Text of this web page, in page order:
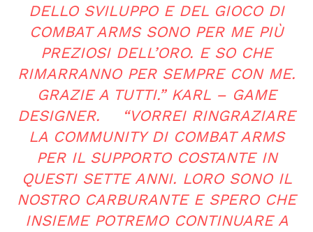
DELLO SVILUPPO E DEL GIOCO DI
COMBAT ARMS SONO PER ME PIÙ
PREZIOSI DELL’ORO. E SO CHE
RIMARRANNO PER SEMPRE CON ME.
GRAZIE A TUTTI.” KARL – GAME
DESIGNER. “VORREI RINGRAZIARE
LA COMMUNITY DI COMBAT ARMS
PER IL SUPPORTO COSTANTE IN
QUESTI SETTE ANNI. LORO SONO IL
NOSTRO CARBURANTE E SPERO CHE
INSIEME POTREMO CONTINUARE A